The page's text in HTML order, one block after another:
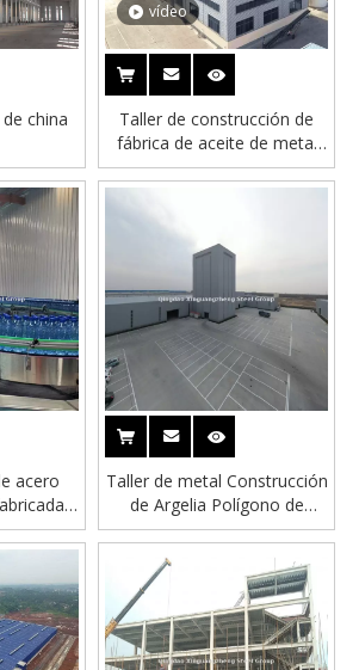
china
vídeo
Taller de construcción de
fábrica de aceite de metal
prefabulante asequible
acero
fábrica
agua de
Taller de metal Construcción
de Argelia Polígono de
edificio portátil